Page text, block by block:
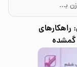
کتابچه تمرین ژرفای زن بودن: راهکارهای عملی جهت دستیابی به زنانگی گمشده
راهکارهای
گمشده